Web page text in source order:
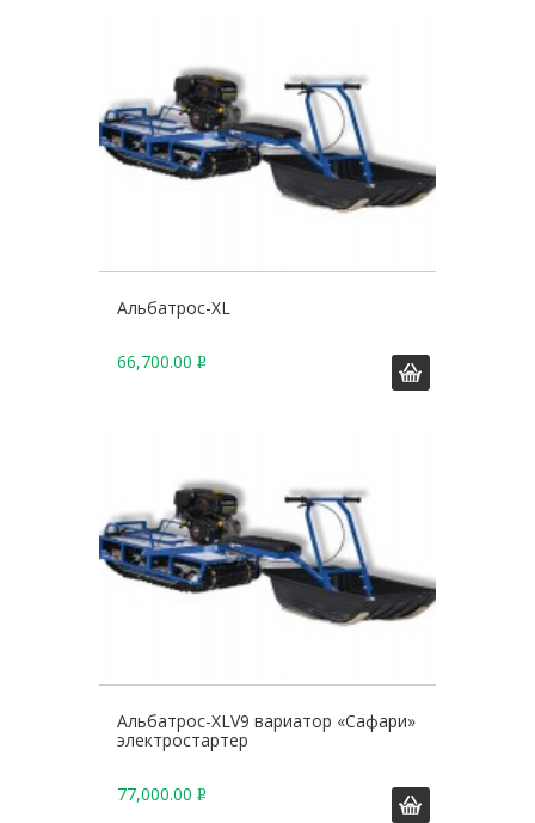
Альбатрос-XL
66,700.00 Р
Альбатрос-XLV9 вариатор «Сафари»
электростартер
77,000.00 Р